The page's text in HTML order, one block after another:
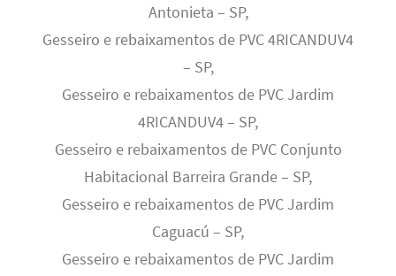
Antonieta – SP,
Gesseiro e rebaixamentos de PVC 4RICANDUV4
– SP,
Gesseiro e rebaixamentos de PVC Jardim
4RICANDUV4 – SP,
Gesseiro e rebaixamentos de PVC Conjunto
Habitacional Barreira Grande – SP,
Gesseiro e rebaixamentos de PVC Jardim
Caguacú – SP,
Gesseiro e rebaixamentos de PVC Jardim